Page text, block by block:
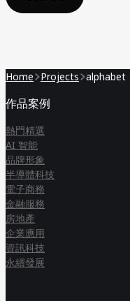
Home Projects alphabet
作品案例
熱門精選
AI 智能
品牌形象
半導體科技
電子商務
金融服務
房地產
企業應用
資訊科技
永續發展